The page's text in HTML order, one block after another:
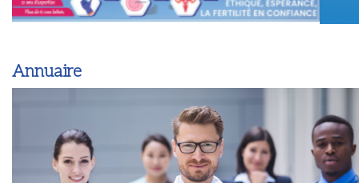
Annuaire